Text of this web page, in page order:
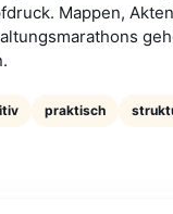
Mappen,
praktisch